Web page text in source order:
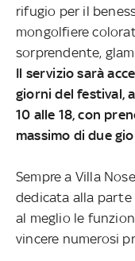
rifugio per il
mongolfiere
sorprendente,
Il servizio sarà
giorni del festival,
10 alle 18, con
massimo di due
Sempre a Villa
dedicata alla
al meglio le
vincere numerosi